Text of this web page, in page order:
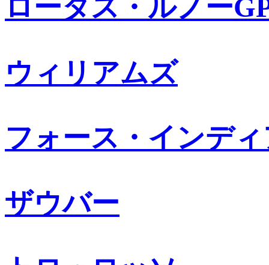
ロータス・ルノー
ウィリアムズ
フォース・インデ
ザウバー